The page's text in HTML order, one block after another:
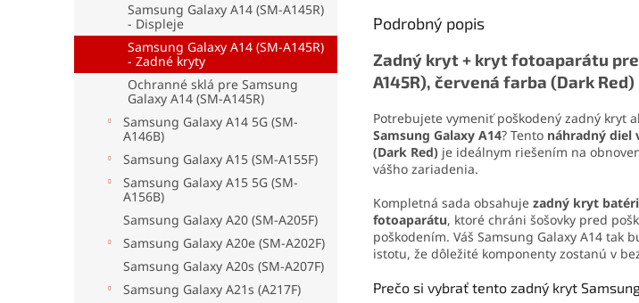
Samsung Galaxy A14 (SM-A145R)
- Displeje
Samsung Galaxy A14 (SM-A145R)
- Zadné kryty
Ochranné sklá pre Samsung
Galaxy A14 (SM-A145R)
Samsung Galaxy A14 5G (SM-
A146B)
Samsung Galaxy A15 (SM-A155F)
Samsung Galaxy A15 5G (SM-
A156B)
Samsung Galaxy A20 (SM-A205F)
Samsung Galaxy A20e (SM-A202F)
Samsung Galaxy A20s (SM-A207F)
Samsung Galaxy A21s (A217F)
drobné súčiastky.
Podrobný popis
Zadný kryt + kryt fotoaparátu pre
A145R), červená farba (Dark Red)
Potrebujete vymeniť poškodený zadný kryt
Samsung Galaxy A14? Tento náhradný diel
(Dark Red) je ideálnym riešením na
vášho zariadenia.
Kompletná sada obsahuje zadný kryt
fotoaparátu, ktoré chráni šošovky pred
poškodením. Váš Samsung Galaxy A14 tak
istotu, že dôležité komponenty zostanú v
Prečo si vybrať tento zadný kryt